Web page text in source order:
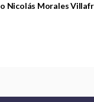
Nicolás Morales